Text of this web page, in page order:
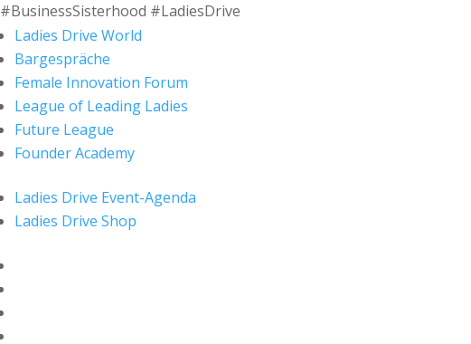
#BusinessSisterhood #LadiesDrive
Ladies Drive World
Bargespräche
Female Innovation Forum
League of Leading Ladies
Future League
Founder Academy
Ladies Drive Event-Agenda
Ladies Drive Shop